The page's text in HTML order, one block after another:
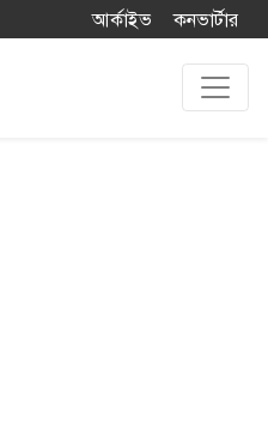
আর্কাইভ কনভার্টার